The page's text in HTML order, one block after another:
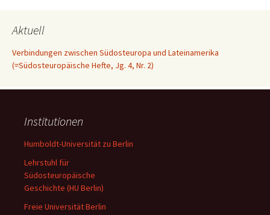
Aktuell
Verbindungen zwischen Südosteuropa und Lateinamerika
(=Südosteuropäische Hefte, Jg. 4, Nr. 2)
Institutionen
Humboldt-Universität zu Berlin
Lehrstuhl für
Südosteuropäische
Geschichte (HU Berlin)
Freie Universität Berlin